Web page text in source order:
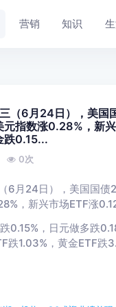
营销 知识
三（6月24日），美
指数涨0.28%，新
跌0.15...
0次
6月24日），美国国
，新兴市场ETF涨
0.15%，日元做多跌
1.03%，黄金ETF跌